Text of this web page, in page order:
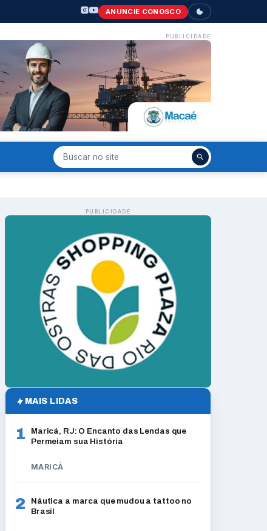
ANUNCIE CONOSCO
PUBLICIDADE
PUBLICIDADE
MAIS LIDAS
1
Maricá, RJ: O Encanto das Lendas que
Permeiam sua História
MARICÁ
2
Náutica a marca que mudou a tattoo no
Brasil